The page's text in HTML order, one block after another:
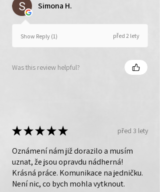
Simona H.
Show Reply (1) před 2 lety
Was this review helpful?
★★★★★ před 3 lety
Oznámení nám již dorazilo a musím
uznat, že jsou opravdu nádherná!
Krásná práce. Komunikace na jedničku.
Není nic, co bych mohla vytknout.